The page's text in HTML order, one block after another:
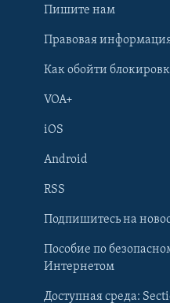
Learning English
Пишите нам
Правовая
Как обойти
VOA+
iOS
Android
RSS
Подпишитесь на
Пособие по
Интернетом
Доступная среда: